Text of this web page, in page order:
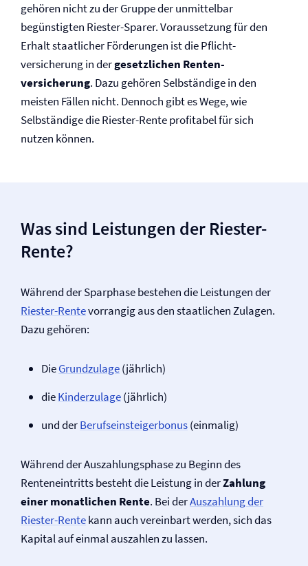
gehören nicht zu der Gruppe der unmittelbar
begünstigten Riester-Sparer. Voraussetzung für den
Erhalt staatlicher Förderungen ist die Pflicht­
versicherung in dergesetzlichen Renten­
versicherung. Dazu gehören Selbständige in den
meisten Fällen nicht. Dennoch gibt es Wege, wie
Selbständige die Riester-Rente profitabel für sich
nutzen können.
Was sind Leistungen der Riester-
Rente?
Während der Sparphase bestehen die Leistungen der
Riester-Rentevorrangig aus den staatlichen Zulagen.
Dazu gehören:
DieGrundzulage(jährlich)
dieKinderzulage(jährlich)
und derBerufseinsteigerbonus(einmalig)
Während der Auszahlungsphase zu Beginn des
Renteneintritts besteht die Leistung in derZahlung
einer monatlichen Rente. Bei derAuszahlung der
Riester-Rentekann auch vereinbart werden, sich das
Kapital auf einmal auszahlen zu lassen.